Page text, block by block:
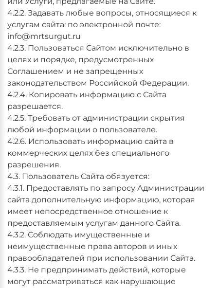
4.2.2. Задавать любые вопросы, относящиеся к
услугам сайта: по электронной почте:
info@mrtsurgut.ru
4.2.3. Пользоваться Сайтом исключительно в
целях и порядке, предусмотренных
Соглашением и не запрещенных
законодательством Российской Федерации.
4.2.4. Копировать информацию с Сайта
разрешается.
4.2.5. Требовать от администрации скрытия
любой информации о пользователе.
4.2.6. Использовать информацию сайта в
коммерческих целях без специального
разрешения.
4.3. Пользователь Сайта обязуется:
4.3.1. Предоставлять по запросу Администрации
сайта дополнительную информацию, которая
имеет непосредственное отношение к
предоставляемым услугам данного Сайта.
4.3.2. Соблюдать имущественные и
неимущественные права авторов и иных
правообладателей при использовании Сайта.
4.3.3. Не предпринимать действий, которые
могут рассматриваться как нарушающие